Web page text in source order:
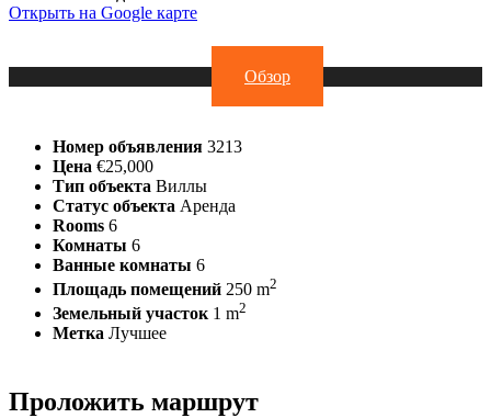
Открыть на Google карте
Обзор
Номер объявления 3213
Цена €25,000
Тип объекта Виллы
Статус объекта Аренда
Rooms 6
Комнаты 6
Ванные комнаты 6
Площадь помещений 250 m2
Земельный участок 1 m2
Метка Лучшее
Проложить маршрут